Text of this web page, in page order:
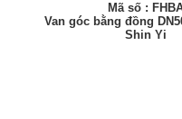
Mã số :
Van góc bằng đồng
Shin Yi